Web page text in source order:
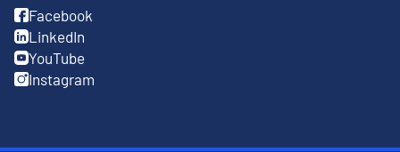
Facebook
Ulkoinen linkki
LinkedIn
Ulkoinen linkki
YouTube
Ulkoinen linkki
Instagram
Ulkoinen linkki